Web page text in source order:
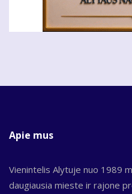
Apie mus
Vienintelis Alytuje nuo 1989
daugiausia mieste ir rajone